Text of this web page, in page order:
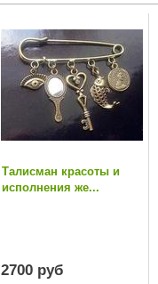
Талисман красоты и
исполнения же...
2700 руб